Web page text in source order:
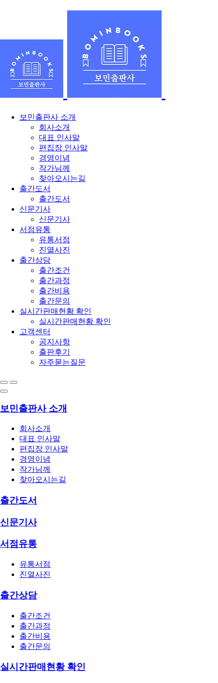
보민출판사 소개
회사소개
대표 인사말
편집장 인사말
경영이념
작가님께
찾아오시는길
출간도서
출간도서
신문기사
신문기사
서점유통
유통서점
진열사진
출간상담
출간조건
출간과정
출간비용
출간문의
실시간판매현황 확인
실시간판매현황 확인
고객센터
공지사항
출판후기
자주묻는질문
보민출판사 소개
회사소개
대표 인사말
편집장 인사말
경영이념
작가님께
찾아오시는길
출간도서
신문기사
서점유통
유통서점
진열사진
출간상담
출간조건
출간과정
출간비용
출간문의
실시간판매현황 확인